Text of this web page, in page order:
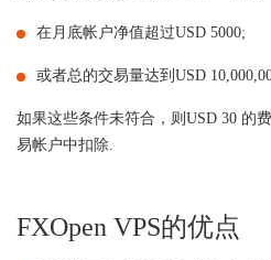
在月底帐户净值超过USD 5000;
或者总的交易量达到USD
如果这些条件未符合，则USD 30 的
易帐户中扣除.
FXOpen VPS的优点